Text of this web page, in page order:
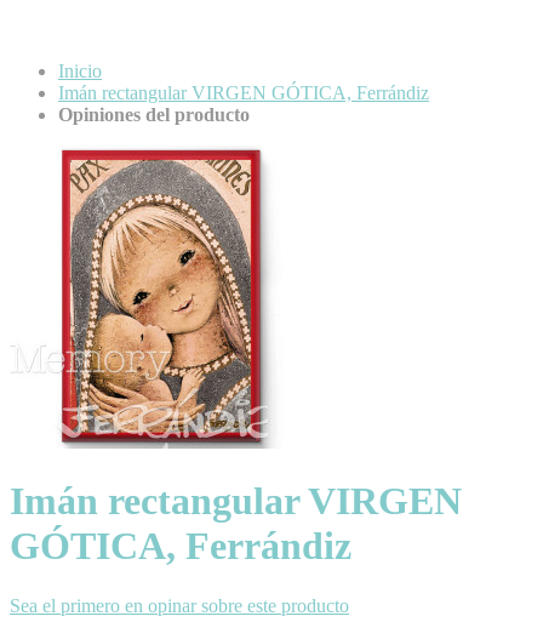
Inicio
Imán rectangular VIRGEN GÓTICA, Ferrándiz
Opiniones del producto
Imán rectangular VIRGEN
GÓTICA, Ferrándiz
Sea el primero en opinar sobre este producto